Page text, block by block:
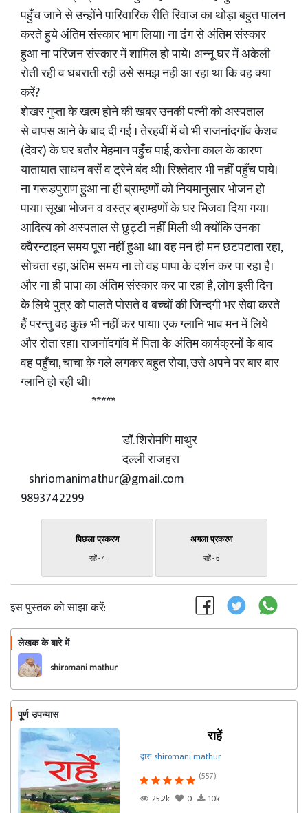
पहुँच जाने से उन्होंने पारिवारिक रीति रिवाज का थोड़ा बहुत पालन
करते हुये अंतिम संस्कार भाग लिया। ना ढंग से अंतिम संस्कार
हुआ ना परिजन संस्कार में शामिल हो पाये। अन्नू घर में अकेली
रोती रही व घबराती रही उसे समझ नही आ रहा था कि वह क्या
करें?
शेखर गुप्ता के खत्म होने की खबर उनकी पत्नी को अस्पताल
से वापस आने के बाद दी गई । तेरहवीं में वो भी राजनांदगॉव केशव
(देवर) के घर बतौर मेहमान पहुँच पाई, करोना काल के कारण
यातायात साधन बसें व ट्रेने बंद थी। रिश्तेदार भी नहीं पहुँच पाये।
ना गरूड़पुराण हुआ ना ही ब्राम्हणों को नियमानुसार भोजन हो
पाया। सूखा भोजन व वस्त्र ब्राम्हणों के घर भिजवा दिया गया।
आदित्य को अस्पताल से छुट्टी नहीं मिली थी क्योंकि उनका
क्वैरन्टाइन समय पूरा नहीं हुआ था। वह मन ही मन छटपटाता रहा,
सोचता रहा, अंतिम समय ना तो वह पापा के दर्शन कर पा रहा है।
और ना ही पापा का अंतिम संस्कार कर पा रहा है, लोग इसी दिन
के लिये पुत्र को पालते पोसते व बच्चों की जिन्दगी भर सेवा करते
हैं परन्तु वह कुछ भी नहीं कर पाया। एक ग्लानि भाव मन में लिये
और रोता रहा। राजनॉदगॉव में पिता के अंतिम कार्यक्रमों के बाद
वह पहुँचा, चाचा के गले लगकर बहुत रोया, उसे अपने पर बार बार
ग्लानि हो रही थी।
*****
डॉ. शिरोमणि माथुर
दल्ली राजहरा
shriomanimathur@gmail.com
9893742299
पिछला प्रकरण
राहें - 4
अगला प्रकरण
राहें - 6
इस पुस्तक को साझा करें:
लेखक के बारे में
shiromani mathur
पूर्ण उपन्यास
राहें
द्वारा shiromani mathur
(557)
25.2k
0 10k